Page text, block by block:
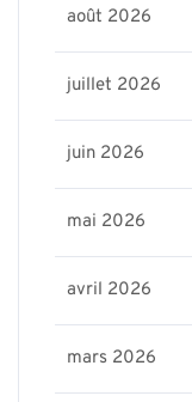
août 2026
juillet 2026
juin 2026
mai 2026
avril 2026
mars 2026